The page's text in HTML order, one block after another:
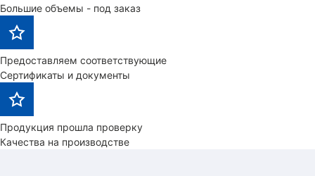
Большие объемы - под заказ
Предоставляем соответствующие
Сертификаты и документы
Продукция прошла проверку
Качества на производстве